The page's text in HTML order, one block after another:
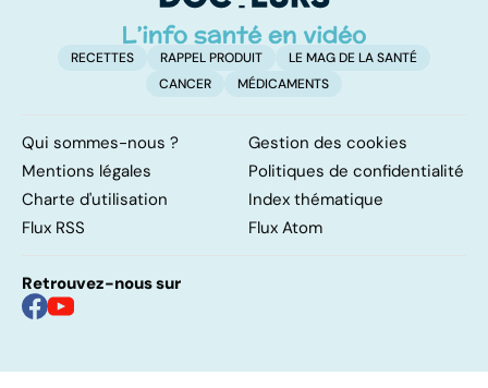
RECETTES RAPPEL PRODUIT
LE MAG DE LA SANTÉ
CANCER
MÉDICAMENTS
Qui sommes-nous ?
Gestion des cookies
Mentions légales
Politiques de confidentialité
Charte d'utilisation
Index thématique
Flux RSS
Flux Atom
Retrouvez-nous sur